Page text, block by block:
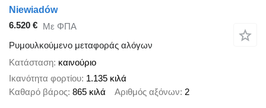
Niewiadów
6.520 € Με ΦΠΑ
Ρυμουλκούμενο μεταφοράς αλόγων
Κατάσταση καινούριο
Ικανότητα φορτίου 1.135 κιλά
Καθαρό βάρος 865 κιλά Αριθμός αξόνων 2